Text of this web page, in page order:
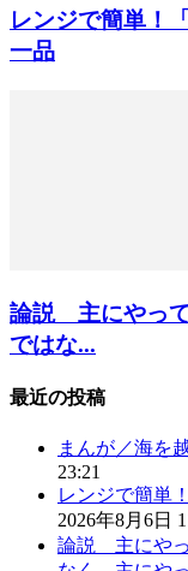
レンジで簡単！
一品
論説 主にやっ
ではな...
最近の投稿
まんが／海を
23:21
レンジで簡単
2026年8月6日
論説 主にやっ